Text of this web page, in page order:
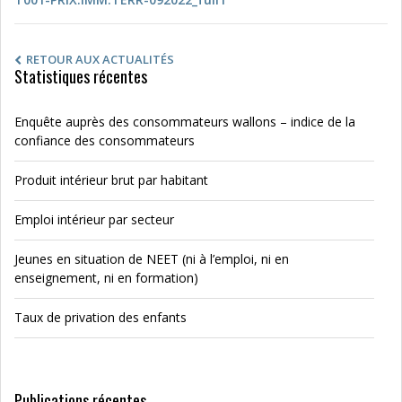
RETOUR AUX ACTUALITÉS
Statistiques récentes
Enquête auprès des consommateurs wallons – indice de la
confiance des consommateurs
Produit intérieur brut par habitant
Emploi intérieur par secteur
Jeunes en situation de NEET (ni à l’emploi, ni en
enseignement, ni en formation)
Taux de privation des enfants